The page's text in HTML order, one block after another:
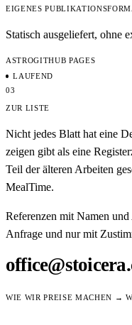
EIGENES
Statisch ausgeliefert, ohne
ASTROGITHUB PAGES
LAUFEND
03
ZUR LISTE
Nicht jedes Blatt hat eine
zeigen gibt als eine
Teil der älteren Arbeiten
MealTime.
Referenzen mit Namen
Anfrage und nur mit
WIE WIR PREISE MACHEN →